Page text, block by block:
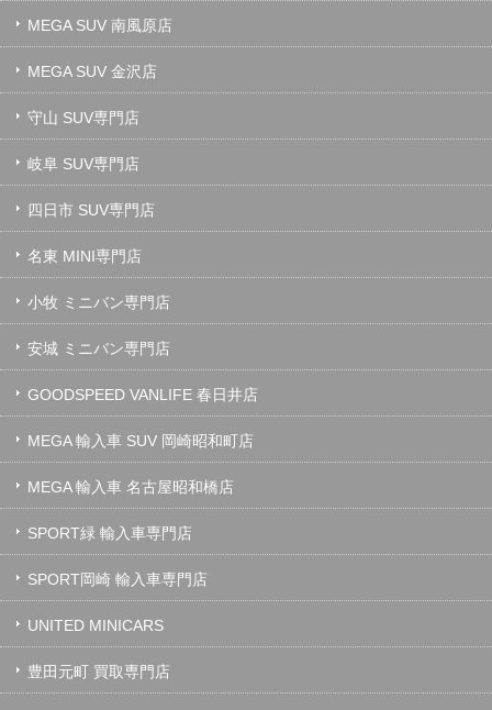
MEGA SUV 南風原店
MEGA SUV 金沢店
守山 SUV専門店
岐阜 SUV専門店
四日市 SUV専門店
名東 MINI専門店
小牧 ミニバン専門店
安城 ミニバン専門店
GOODSPEED VANLIFE 春日井店
MEGA 輸入車 SUV 岡崎昭和町店
MEGA 輸入車 名古屋昭和橋店
SPORT緑 輸入車専門店
SPORT岡崎 輸入車専門店
UNITED MINICARS
豊田元町 買取専門店